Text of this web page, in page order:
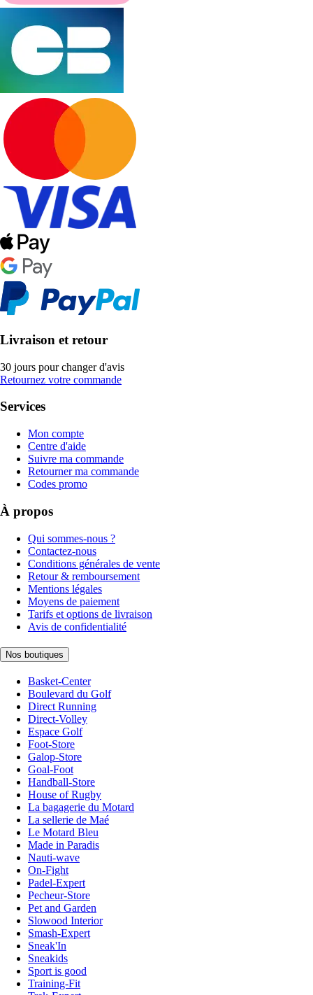
Livraison et retour
30 jours pour changer d'avis
Retournez votre commande
Services
Mon compte
Centre d'aide
Suivre ma commande
Retourner ma commande
Codes promo
À propos
Qui sommes-nous ?
Contactez-nous
Conditions générales de vente
Retour & remboursement
Mentions légales
Moyens de paiement
Tarifs et options de livraison
Avis de confidentialité
Nos boutiques
Basket-Center
Boulevard du Golf
Direct Running
Direct-Volley
Espace Golf
Foot-Store
Galop-Store
Goal-Foot
Handball-Store
House of Rugby
La bagagerie du Motard
La sellerie de Maé
Le Motard Bleu
Made in Paradis
Nauti-wave
On-Fight
Padel-Expert
Pecheur-Store
Pet and Garden
Slowood Interior
Smash-Expert
Sneak'In
Sneakids
Sport is good
Training-Fit